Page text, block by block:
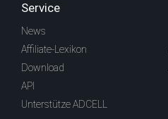
Service
News
Affiliate-Lexikon
Download
API
Unterstütze ADCELL